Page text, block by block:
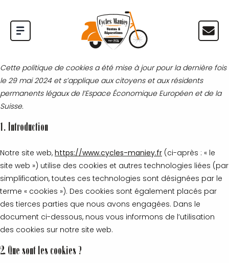
Cette politique de cookies a été mise à jour pour la dernière fois
le 29 mai 2024 et s’applique aux citoyens et aux résidents
permanents légaux de l’Espace Économique Européen et de la
Suisse.
1. Introduction
Notre site web, https://www.cycles-maniey.fr (ci-après : « le
site web ») utilise des cookies et autres technologies liées (par
simplification, toutes ces technologies sont désignées par le
terme « cookies »). Des cookies sont également placés par
des tierces parties que nous avons engagées. Dans le
document ci-dessous, nous vous informons de l’utilisation
des cookies sur notre site web.
2. Que sont les cookies ?